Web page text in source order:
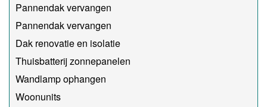
Pannendak vervangen
Pannendak vervangen
Dak renovatie en isolatie
Thuisbatterij zonnepanelen
Wandlamp ophangen
Woonunits